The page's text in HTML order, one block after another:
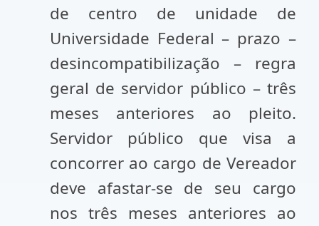
de centro de unidade de
Universidade Federal – prazo –
desincompatibilização – regra
geral de servidor público – três
meses anteriores ao pleito.
Servidor público que visa a
concorrer ao cargo de Vereador
deve afastar-se de seu cargo
nos três meses anteriores ao